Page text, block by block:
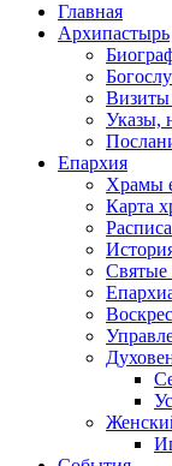
Главная
Архипастырь
Визиты
Указы,
Епархия
Храмы
Карта
Святые